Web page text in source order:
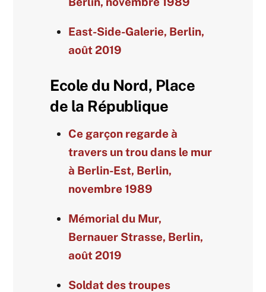
East-Side-Galerie, Berlin,
août 2019
Ecole du Nord, Place
de la République
Ce garçon regarde à
travers un trou dans le mur
à Berlin-Est, Berlin,
novembre 1989
Mémorial du Mur,
Bernauer Strasse, Berlin,
août 2019
Soldat des troupes